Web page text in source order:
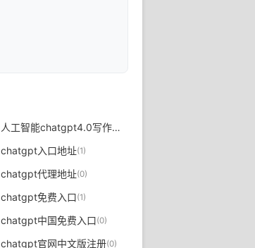
人工智能chatgpt4.0写作文入口
chatgpt入口地址(1)
chatgpt代理地址(0)
chatgpt免费入口(1)
chatgpt中国免费入口(0)
chatgpt官网中文版注册(0)